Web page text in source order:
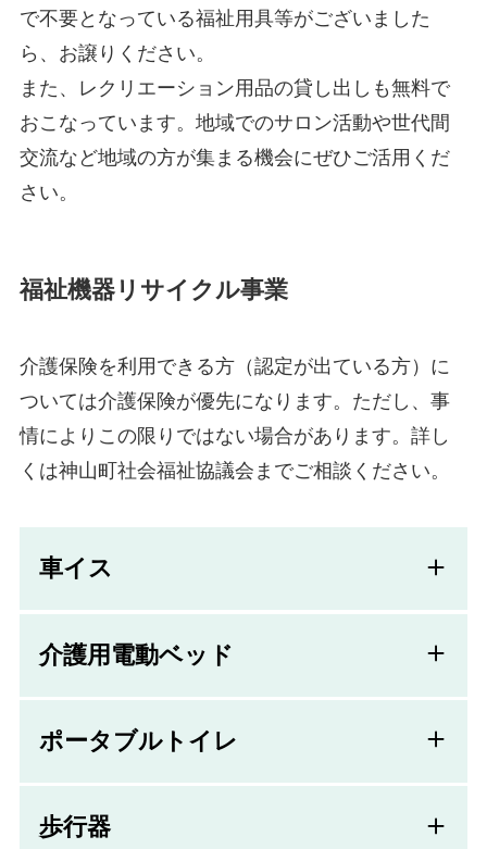
で不要となっている福祉用具等がございました
ら、お譲りください。
また、レクリエーション用品の貸し出しも無料で
おこなっています。地域でのサロン活動や世代間
交流など地域の方が集まる機会にぜひご活用くだ
さい。
福祉機器リサイクル事業
介護保険を利用できる方（認定が出ている方）に
ついては介護保険が優先になります。ただし、事
情によりこの限りではない場合があります。詳し
くは神山町社会福祉協議会までご相談ください。
車イス
介護用電動ベッド
ポータブルトイレ
歩行器